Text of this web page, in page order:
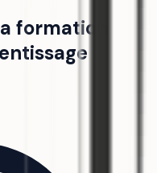
formation